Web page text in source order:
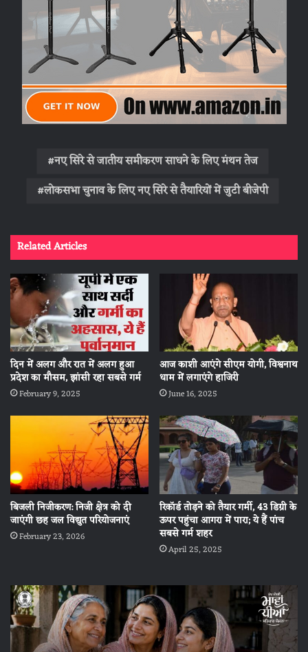
नए सिरे से जातीय समीकरण साधने के ल‍िए मंथन तेज
लोकसभा चुनाव के लिए नए सिरे से तैयार‍ियों में जुटी बीजेपी
Related Articles
दिन में अलग और रात में अलग हुआ
प्रदेश का मौसम, झांसी रहा सबसे गर्म
February 9, 2025
आज काशी आएंगे सीएम योगी, विश्वनाथ
धाम में लगाएंगे हाजिरी
June 16, 2025
बिजली निजीकरण: निजी क्षेत्र को दी
जाएंगी छह जल विद्युत परियोजनाएं
February 23, 2026
रिकॉर्ड तोड़ने को तैयार गर्मी, 43 डिग्री के
ऊपर पहुंचा आगरा में पारा; ये हैं पांच
सबसे गर्म शहर
April 25, 2025